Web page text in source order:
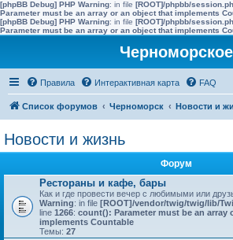
[phpBB Debug] PHP Warning: in file [ROOT]/phpbb/
Parameter must be an array or an object that implements
[phpBB Debug] PHP Warning: in file [ROOT]/phpbb/
Parameter must be an array or an object that implements
Черноморское
Правила Интерактивная карта FAQ
Список форумов Черноморск Новости и
Новости и жизнь
Форум
Рестораны и кафе, бары
Как и где провести вечер c любимыми или
Warning: in file [ROOT]/vendor/twig/twig/lib/
line 1266: count(): Parameter must be an array
implements Countable
Темы: 27